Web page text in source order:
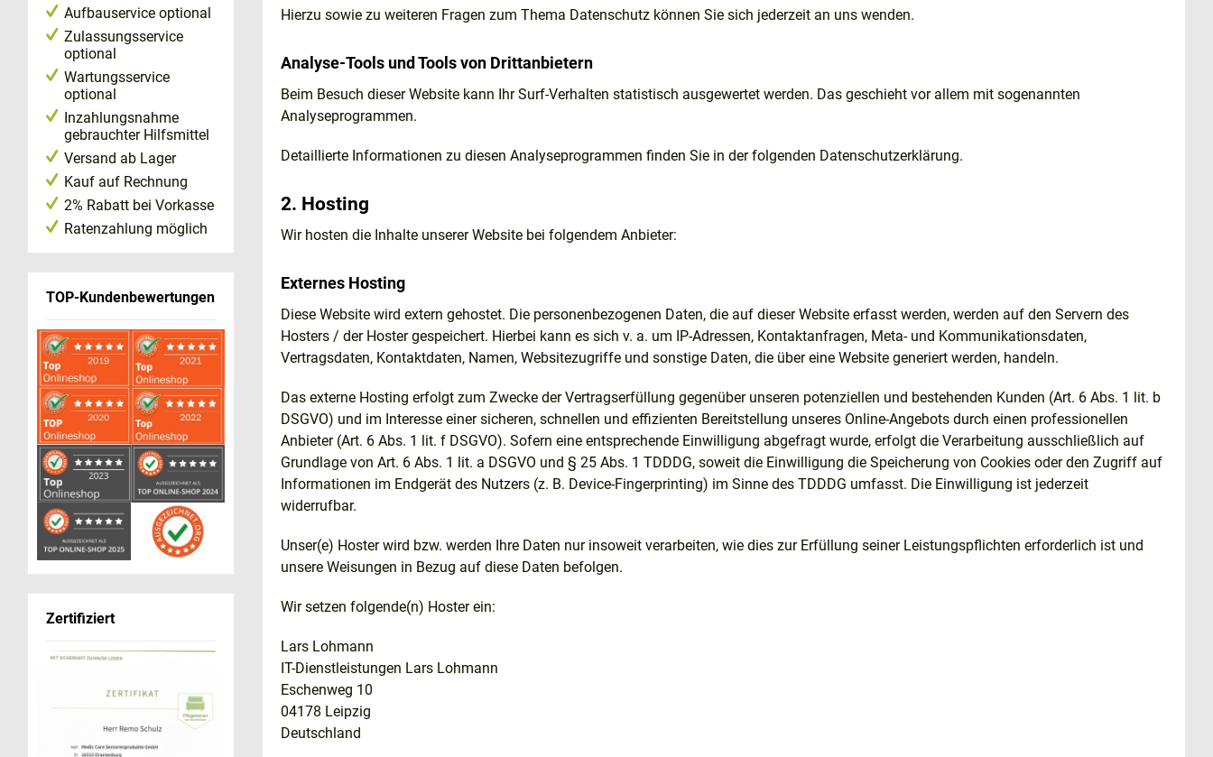
Aufbauservice optional
Zulassungsservice
optional
Wartungsservice
optional
Inzahlungsnahme
gebrauchter Hilfsmittel
Versand ab Lager
Kauf auf Rechnung
2% Rabatt bei Vorkasse
Ratenzahlung möglich
TOP-Kundenbewertungen
Zertifiziert
Hierzu sowie zu weiteren Fragen zum Thema Datenschutz können Sie sich jederzeit an uns wenden.
Analyse-Tools und Tools von Dritt­anbietern
Beim Besuch dieser Website kann Ihr Surf-Verhalten statistisch ausgewertet werden. Das geschieht vor allem mit sogenannten
Analyseprogrammen.
Detaillierte Informationen zu diesen Analyseprogrammen finden Sie in der folgenden Datenschutzerklärung.
2. Hosting
Wir hosten die Inhalte unserer Website bei folgendem Anbieter:
Externes Hosting
Diese Website wird extern gehostet. Die personenbezogenen Daten, die auf dieser Website erfasst werden, werden auf den Servern des
Hosters / der Hoster gespeichert. Hierbei kann es sich v. a. um IP-Adressen, Kontaktanfragen, Meta- und Kommunikationsdaten,
Vertragsdaten, Kontaktdaten, Namen, Websitezugriffe und sonstige Daten, die über eine Website generiert werden, handeln.
Das externe Hosting erfolgt zum Zwecke der Vertragserfüllung gegenüber unseren potenziellen und bestehenden Kunden (Art. 6 Abs. 1 lit. b
DSGVO) und im Interesse einer sicheren, schnellen und effizienten Bereitstellung unseres Online-Angebots durch einen professionellen
Anbieter (Art. 6 Abs. 1 lit. f DSGVO). Sofern eine entsprechende Einwilligung abgefragt wurde, erfolgt die Verarbeitung ausschließlich auf
Grundlage von Art. 6 Abs. 1 lit. a DSGVO und § 25 Abs. 1 TDDDG, soweit die Einwilligung die Speicherung von Cookies oder den Zugriff auf
Informationen im Endgerät des Nutzers (z. B. Device-Fingerprinting) im Sinne des TDDDG umfasst. Die Einwilligung ist jederzeit
widerrufbar.
Unser(e) Hoster wird bzw. werden Ihre Daten nur insoweit verarbeiten, wie dies zur Erfüllung seiner Leistungspflichten erforderlich ist und
unsere Weisungen in Bezug auf diese Daten befolgen.
Wir setzen folgende(n) Hoster ein:
Lars Lohmann
IT-Dienstleistungen Lars Lohmann
Eschenweg 10
04178 Leipzig
Deutschland